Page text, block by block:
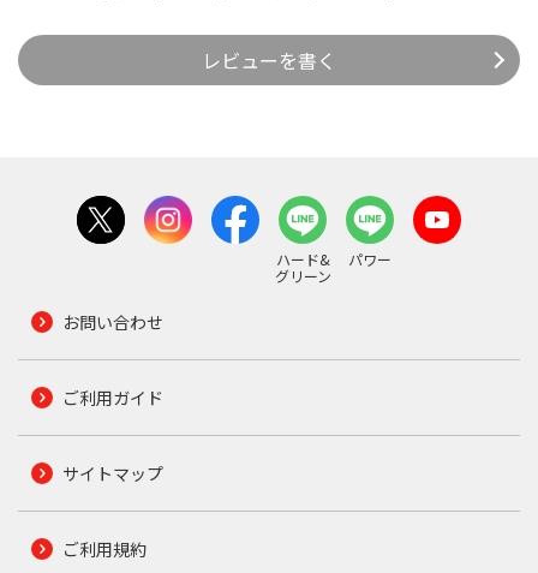
レビューを書く
ハード&
グリーン
パワー
お問い合わせ
ご利用ガイド
サイトマップ
ご利用規約